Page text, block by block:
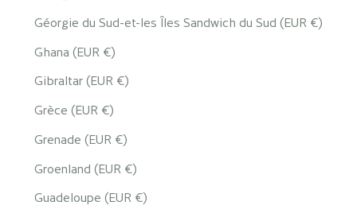
Géorgie du Sud-et-les Îles Sandwich du Sud (EUR €)
Ghana (EUR €)
Gibraltar (EUR €)
Grèce (EUR €)
Grenade (EUR €)
Groenland (EUR €)
Guadeloupe (EUR €)